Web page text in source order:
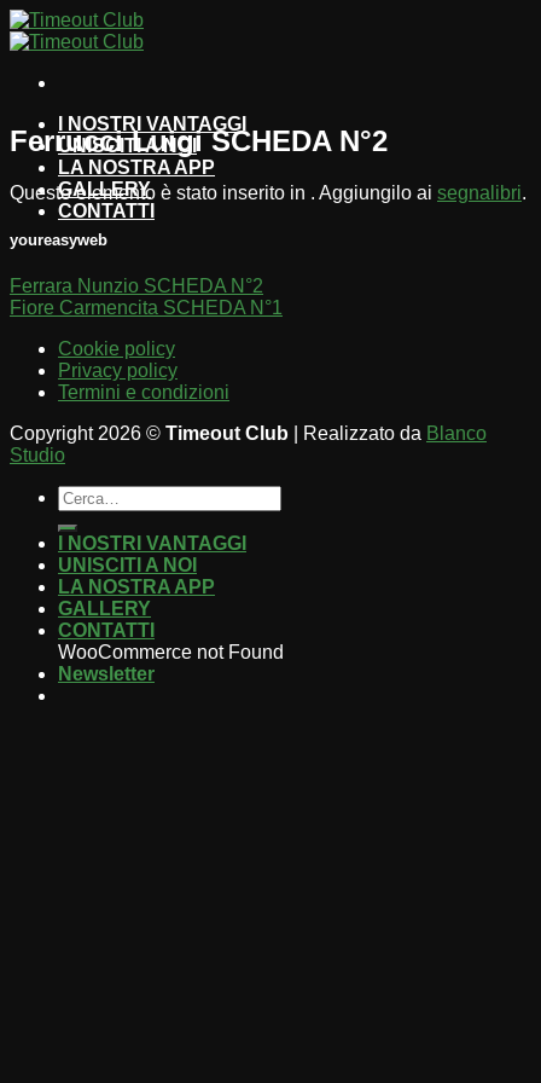
Salta
ai
I NOSTRI VANTAGGI
UNISCITI A NOI
LA NOSTRA APP
GALLERY
CONTATTI
Ferrucci Luigi SCHEDA N°2
Questo elemento è stato inserito in . Aggiungilo ai segnalibri.
youreasyweb
Ferrara Nunzio SCHEDA N°2
Fiore Carmencita SCHEDA N°1
Cookie policy
Privacy policy
Termini e condizioni
Copyright 2026 © Timeout Club | Realizzato da Blanco
Studio
I NOSTRI VANTAGGI
UNISCITI A NOI
LA NOSTRA APP
GALLERY
CONTATTI
WooCommerce not Found
Newsletter